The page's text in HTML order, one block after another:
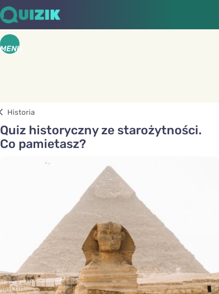
MENU
Historia
Quiz historyczny ze starożytności.
Co pamietasz?